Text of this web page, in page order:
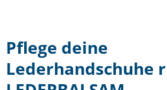
Pflege deine
Lederhandschuhe